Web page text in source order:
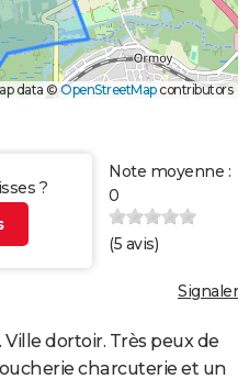
data ©OpenStreetMapcontributors
?
Note moyenne :
0
(5 avis)
Signaler
dortoir. Très peux de
charcuterie et un